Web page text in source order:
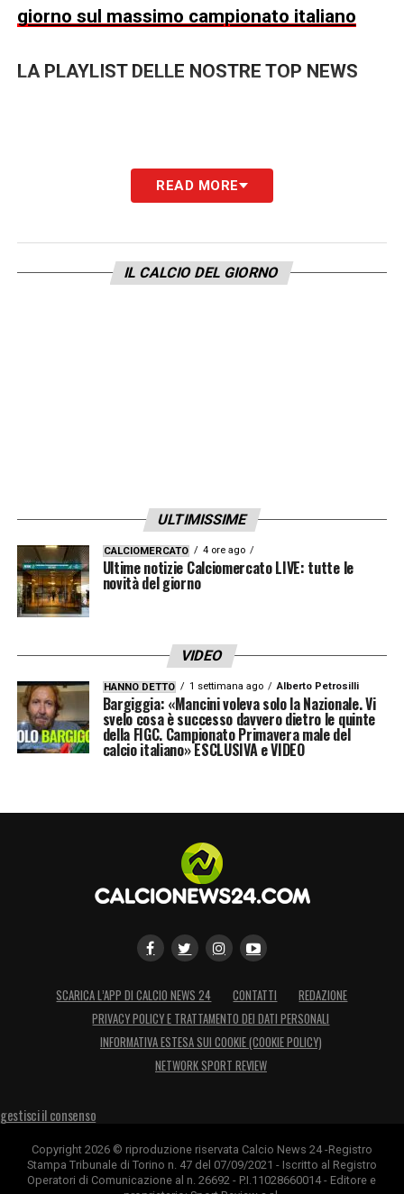
giorno sul massimo campionato italiano
LA PLAYLIST DELLE NOSTRE TOP NEWS
READ MORE
IL CALCIO DEL GIORNO
ULTIMISSIME
CALCIOMERCATO 4 ore ago
Ultime notizie Calciomercato LIVE: tutte le
novità del giorno
VIDEO
HANNO DETTO 1 settimana ago Alberto Petrosilli
Bargiggia: «Mancini voleva solo la Nazionale. Vi
svelo cosa è successo davvero dietro le quinte
della FIGC. Campionato Primavera male del
calcio italiano» ESCLUSIVA e VIDEO
SCARICA L’APP DI CALCIO NEWS 24 CONTATTI
REDAZIONE
PRIVACY POLICY E TRATTAMENTO DEI DATI PERSONALI
INFORMATIVA ESTESA SUI COOKIE (COOKIE POLICY)
NETWORK SPORT REVIEW
gestisci il consenso
Copyright 2026 © riproduzione riservata Calcio News 24 -Registro
Stampa Tribunale di Torino n. 47 del 07/09/2021 - Iscritto al Registro
Operatori di Comunicazione al n. 26692 - P.I.11028660014 - Editore e